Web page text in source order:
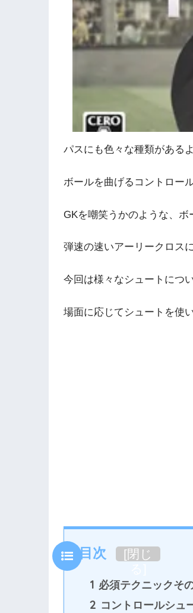
パスにも色々な種類がある
ボールを曲げるコントロー
GKを嘲笑うかのような、
弾速の速いアーリークロス
今回は様々なシュートにつ
場面に応じてシュートを使
目次 [閉じ
1 必須テクニックそ
2 コントロールシュ